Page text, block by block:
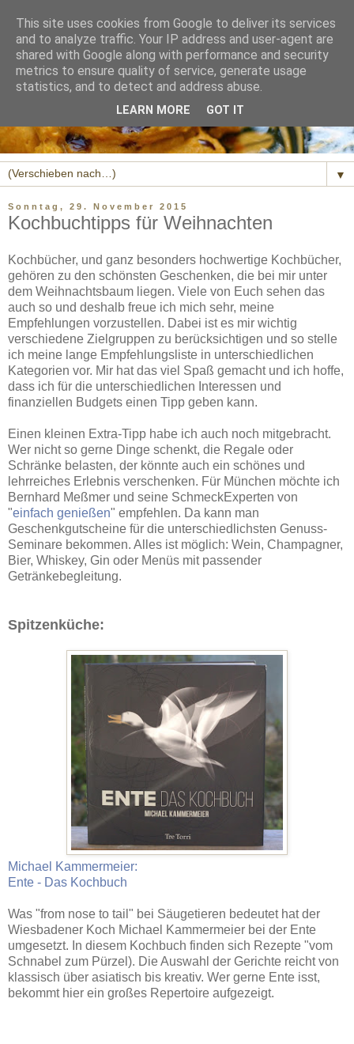
▼
Sonntag, 29. November 2015
Kochbuchtipps für Weihnachten
Kochbücher, und ganz besonders hochwertige Kochbücher,
gehören zu den schönsten Geschenken, die bei mir unter
dem Weihnachtsbaum liegen. Viele von Euch sehen das
auch so und deshalb freue ich mich sehr, meine
Empfehlungen vorzustellen. Dabei ist es mir wichtig
verschiedene Zielgruppen zu berücksichtigen und so stelle
ich meine lange Empfehlungsliste in unterschiedlichen
Kategorien vor. Mir hat das viel Spaß gemacht und ich hoffe,
dass ich für die unterschiedlichen Interessen und
finanziellen Budgets einen Tipp geben kann.
Einen kleinen Extra-Tipp habe ich auch noch mitgebracht.
Wer nicht so gerne Dinge schenkt, die Regale oder
Schränke belasten, der könnte auch ein schönes und
lehrreiches Erlebnis verschenken. Für München möchte ich
Bernhard Meßmer und seine SchmeckExperten von
"einfach genießen" empfehlen. Da kann man
Geschenkgutscheine für die unterschiedlichsten Genuss-
Seminare bekommen. Alles ist möglich: Wein, Champagner,
Bier, Whiskey, Gin oder Menüs mit passender
Getränkebegleitung.
Spitzenküche:
Michael Kammermeier:
Ente - Das Kochbuch
Was "from nose to tail" bei Säugetieren bedeutet hat der
Wiesbadener Koch Michael Kammermeier bei der Ente
umgesetzt. In diesem Kochbuch finden sich Rezepte "vom
Schnabel zum Pürzel). Die Auswahl der Gerichte reicht von
klassisch über asiatisch bis kreativ. Wer gerne Ente isst,
bekommt hier ein großes Repertoire aufgezeigt.
This site uses cookies from Google to deliver its services
and to analyze traffic. Your IP address and user-agent are
shared with Google along with performance and security
metrics to ensure quality of service, generate usage
statistics, and to detect and address abuse.
LEARN MORE GOT IT